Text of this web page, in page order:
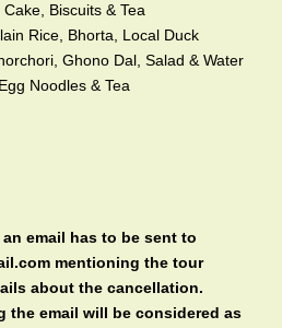
Biscuits & Tea
Rice, Bhorta, Local Duck
Ghono Dal, Salad & Water
Noodles & Tea
email has to be sent to
mentioning the tour
about the cancellation.
the email will be considered as